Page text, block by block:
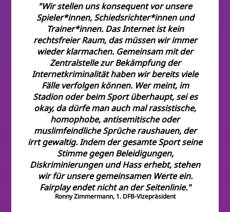
"Wir stellen uns konsequent vor unsere
Spieler*innen, Schiedsrichter*innen und
Trainer*innen. Das Internet ist kein
rechtsfreier Raum, das müssen wir immer
wieder klarmachen. Gemeinsam mit der
Zentralstelle zur Bekämpfung der
Internetkriminalität haben wir bereits viele
Fälle verfolgen können. Wer meint, im
Stadion oder beim Sport überhaupt, sei es
okay, da dürfe man auch mal rassistische,
homophobe, antisemitische oder
muslimfeindliche Sprüche raushauen, der
irrt gewaltig. Indem der gesamte Sport seine
Stimme gegen Beleidigungen,
Diskriminierungen und Hass erhebt, stehen
wir für unsere gemeinsamen Werte ein.
Fairplay endet nicht an der Seitenlinie."
Ronny Zimmermann, 1. DFB-Vizepräsident